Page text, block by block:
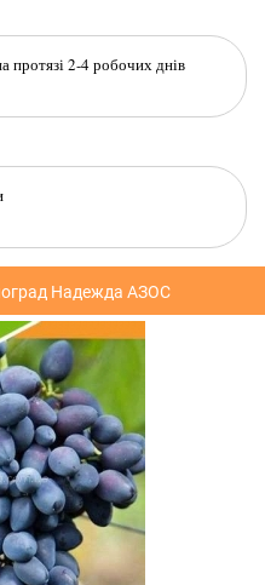
протязі 2-4 робочих днів
Надежда АЗОС